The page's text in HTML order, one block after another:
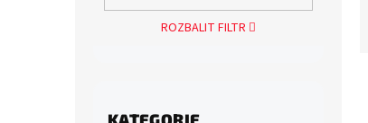
ROZBALIT FILTR